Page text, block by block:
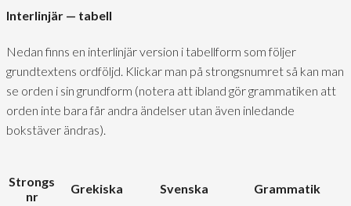
Interlinjär — tabell
Nedan finns en interlinjär version i tabellform som följer
grundtextens ordföljd. Klickar man på strongsnumret så kan man
se orden i sin grundform (notera att ibland gör grammatiken att
orden inte bara får andra ändelser utan även inledande
bokstäver ändras).
Strongs
nr
Grekiska Svenska Grammatik